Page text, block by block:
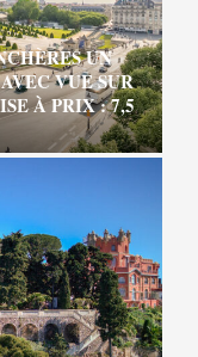
UN
VUE SUR
À PRIX : 7,5